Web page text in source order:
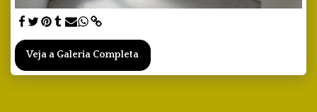
Veja a Galeria Completa